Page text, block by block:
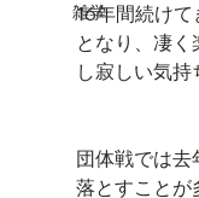
雑学
16年間続け
となり、凄
し寂しい気持
団体戦では去
落とすことが